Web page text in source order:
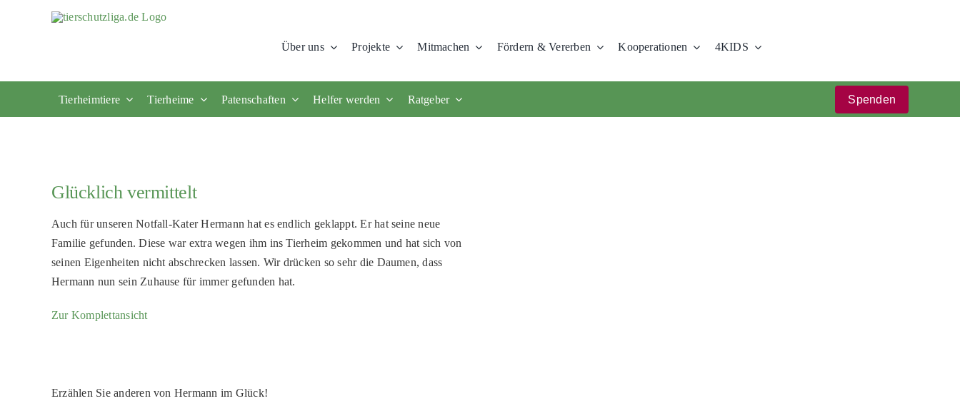
Über uns Projekte Mitmachen Fördern & Vererben Kooperationen 4KIDS
Tierheimtiere Tierheime Patenschaften Helfer werden Ratgeber Spenden
Glücklich vermittelt
Auch für unseren Notfall-Kater Hermann hat es endlich geklappt. Er hat seine neue
Familie gefunden. Diese war extra wegen ihm ins Tierheim gekommen und hat sich von
seinen Eigenheiten nicht abschrecken lassen. Wir drücken so sehr die Daumen, dass
Hermann nun sein Zuhause für immer gefunden hat.
Zur Komplettansicht
Erzählen Sie anderen von Hermann im Glück!